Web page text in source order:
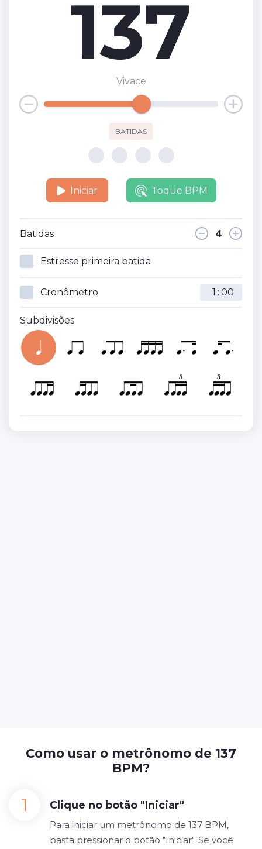
137
Vivace
BATIDAS
Iniciar Toque BPM
Batidas
Estresse primeira batida
Cronômetro :
Subdivisões
Como usar o metrônomo de 137
BPM?
Clique no botão "Iniciar"
Para iniciar um metrônomo de 137 BPM,
basta pressionar o botão "Iniciar". Se você